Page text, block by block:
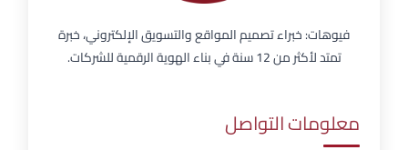
فيوهات: خبراء تصميم المواقع والتسويق الإلكتروني، خبرة
تمتد لأكثر من 12 سنة في بناء الهوية الرقمية للشركات.
معلومات التواصل